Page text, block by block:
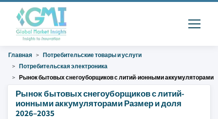
Главная
Потребительские товары и услуги
Потребительская электроника
Рынок бытовых снегоуборщиков с литий-ионными аккумуляторами
Рынок бытовых снегоуборщиков с литий-
ионными аккумуляторами Размер и доля
2026–2035